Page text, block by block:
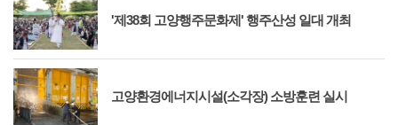
'제38회 고양행주문화제' 행주산성 일대 개최
고양환경에너지시설(소각장) 소방훈련 실시